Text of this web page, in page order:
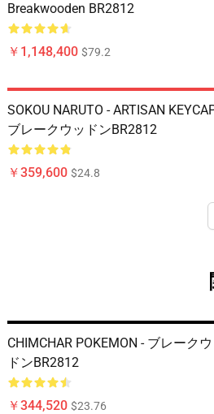
Breakwooden BR2812
￥1,148,400 $79.2
SOKOU NARUTO - ARTISAN
ブレークウッドンBR2812
￥359,600 $24.8
CHIMCHAR POKEMON - ブレーク
ドンBR2812
￥344,520 $23.76